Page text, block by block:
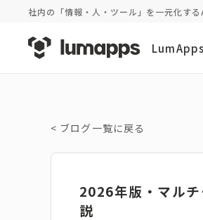
社内の「情報・人・ツール」を一元化す
< ブログ一覧に戻る
2026年版・マル
説